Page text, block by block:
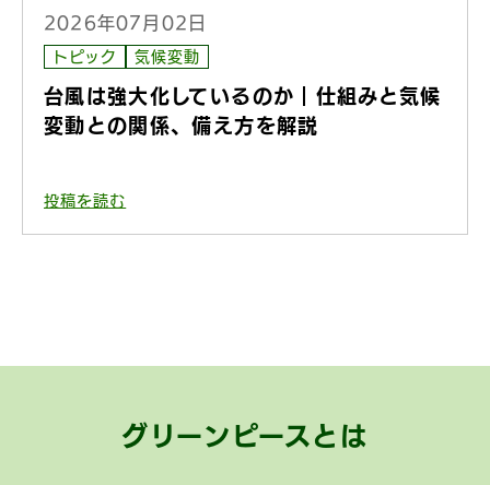
2026年07月02日
トピック 気候変動
台風は強大化しているのか｜仕組みと気候
変動との関係、備え方を解説
投稿を読む
グリーンピースとは